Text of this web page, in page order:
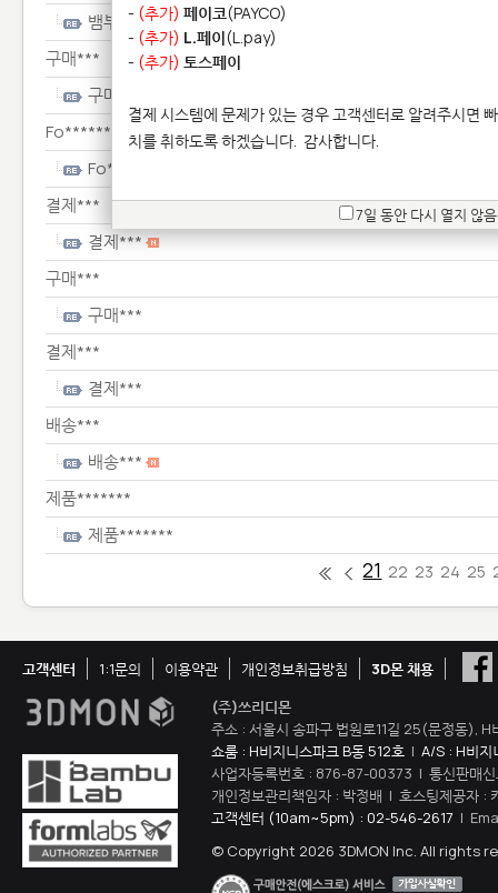
뱀부******************************
구매***
구매***
Fo********************
Fo********************
결제***
결제***
구매***
구매***
결제***
결제***
배송***
배송***
제품*******
제품*******
21 22 23 24 25
고객센터 1:1문의 이용약관 개인정보취급방침
3D몬 채용
(주)쓰리디몬
주소 : 서울시 송파구 법원로11길 25(문정동),
쇼룸 : H비지니스파크 B동 512호 | A/S : H비지
사업자등록번호 : 876-87-00373 | 통신판매
개인정보관리책임자 : 박정배 | 호스팅제공자 :
고객센터 (10am~5pm) : 02-546-2617 |
© Copyright 2026 3DMON Inc. All rights
- (추가) 페이코(PAYCO)
- (추가) L.페이(L.pay)
- (추가) 토스페이
결제 시스템에 문제가 있는 경우 고객센터로 알려주시면
치를 취하도록 하겠습니다. 감사합니다.
7일 동안 다시 열지 않음